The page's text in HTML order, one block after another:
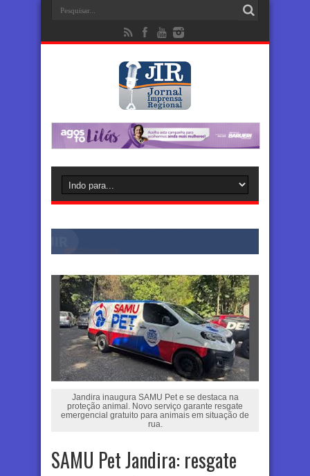
Jandira inaugura SAMU Pet e se destaca na
proteção animal. Novo serviço garante resgate
emergencial gratuito para animais em situação de
rua.
SAMU Pet Jandira: resgate